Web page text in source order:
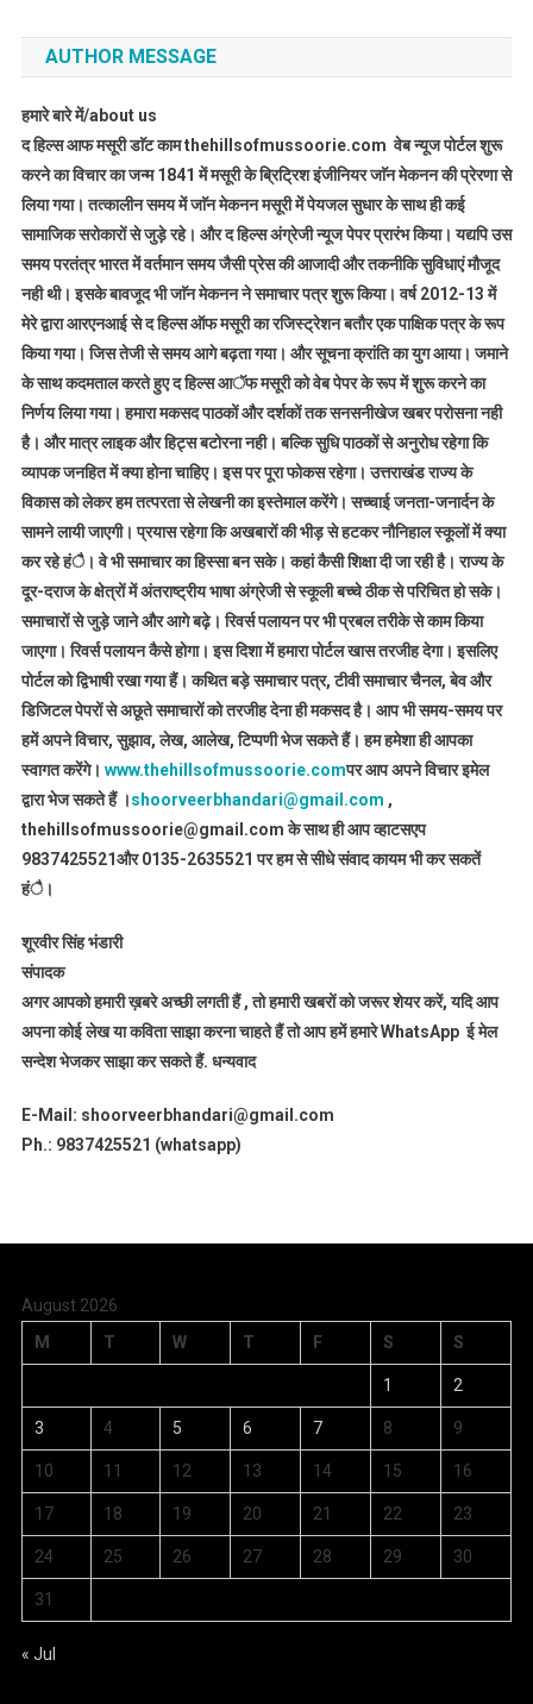
AUTHOR MESSAGE
हमारे बारे में/about us
द हिल्स आफ मसूरी डाॅट काम thehillsofmussoorie.com वेब न्यूज पोर्टल शुरू
करने का विचार का जन्म 1841 में मसूरी के ब्रिट्रिश इंजीनियर जाॅन मेकनन की प्रेरणा से
लिया गया। तत्कालीन समय में जाॅन मेकनन मसूरी में पेयजल सुधार के साथ ही कई
सामाजिक सरोकारों से जुड़े रहे। और द हिल्स अंग्रेजी न्यूज पेपर प्रारंभ किया। यद्यपि उस
समय परतंत्र भारत में वर्तमान समय जैसी प्रेस की आजादी और तकनीकि सुविधाएं मौजूद
नही थी। इसके बावजूद भी जाॅन मेकनन ने समाचार पत्र शुरू किया। वर्ष 2012-13 में
मेरे द्वारा आरएनआई से द हिल्स ऑफ मसूरी का रजिस्ट्रेशन बतौर एक पाक्षिक पत्र के रूप
किया गया। जिस तेजी से समय आगे बढ़ता गया। और सूचना क्रांति का युग आया। जमाने
के साथ कदमताल करते हुए द हिल्स आॅफ मसूरी को वेब पेपर के रूप में शुरू करने का
निर्णय लिया गया। हमारा मकसद पाठकों और दर्शकों तक सनसनीखेज खबर परोसना नही
है। और मात्र लाइक और हिट्स बटोरना नही। बल्कि सुधि पाठकों से अनुरोध रहेगा कि
व्यापक जनहित में क्या होना चाहिए। इस पर पूरा फोकस रहेगा। उत्तराखंड राज्य के
विकास को लेकर हम तत्परता से लेखनी का इस्तेमाल करेंगे। सच्चाई जनता-जनार्दन के
सामने लायी जाएगी। प्रयास रहेगा कि अखबारों की भीड़ से हटकर नौनिहाल स्कूलों में क्या
कर रहे हंै। वे भी समाचार का हिस्सा बन सके। कहां कैसी शिक्षा दी जा रही है। राज्य के
दूर-दराज के क्षेत्रों में अंतराष्ट्रीय भाषा अंग्रेजी से स्कूली बच्चे ठीक से परिचित हो सके।
समाचारों से जुड़े जाने और आगे बढ़े। रिवर्स पलायन पर भी प्रबल तरीके से काम किया
जाएगा। रिवर्स पलायन कैसे होगा। इस दिशा में हमारा पोर्टल खास तरजीह देगा। इसलिए
पोर्टल को द्विभाषी रखा गया हैं। कथित बड़े समाचार पत्र, टीवी समाचार चैनल, बेव और
डिजिटल पेपरों से अछूते समाचारों को तरजीह देना ही मकसद है। आप भी समय-समय पर
हमें अपने विचार, सुझाव, लेख, आलेख, टिप्पणी भेज सकते हैं। हम हमेशा ही आपका
स्वागत करेंगे। www.thehillsofmussoorie.comपर आप अपने विचार इमेल
द्वारा भेज सकते हैं ।shoorveerbhandari@gmail.com ,
thehillsofmussoorie@gmail.com के साथ ही आप व्हाटसएप
9837425521और 0135-2635521 पर हम से सीधे संवाद कायम भी कर सकतें
हंै।
शूरवीर सिंह भंडारी
संपादक
अगर आपको हमारी ख़बरे अच्छी लगती हैं , तो हमारी खबरों को जरूर शेयर करें, यदि आप
अपना कोई लेख या कविता साझा करना चाहते हैं तो आप हमें हमारे WhatsApp ई मेल
सन्देश भेजकर साझा कर सकते हैं. धन्यवाद
E-Mail: shoorveerbhandari@gmail.com
Ph.: 9837425521 (whatsapp)
August 2026
M
T W T F S S
1 2
3 4 5 6 7 8 9
10 11 12 13 14 15 16
17 18 19 20 21 22 23
24 25 26 27 28 29 30
31
« Jul